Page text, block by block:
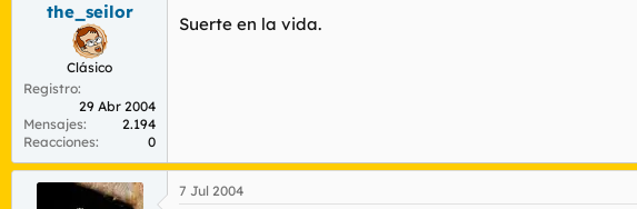
the_seilor
Clásico
Registro
29 Abr 2004
Mensajes
2.194
Reacciones
0
Suerte en la vida.
7 Jul 2004